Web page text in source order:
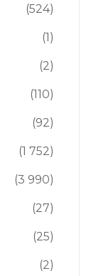
(524)
(1)
(2)
(110)
(92)
(1 752)
(3 990)
(27)
(25)
(2)